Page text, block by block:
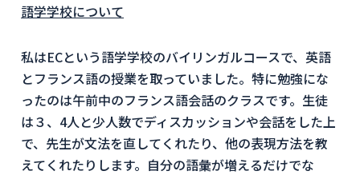
語学学校について
私はECという語学学校のバイリンガルコースで、英語
とフランス語の授業を取っていました。特に勉強にな
ったのは午前中のフランス語会話のクラスです。生徒
は３、4人と少人数でディスカッションや会話をした上
で、先生が文法を直してくれたり、他の表現方法を教
えてくれたりします。自分の語彙が増えるだけでな